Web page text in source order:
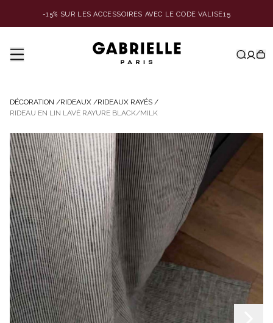
-15% SUR LES ACCESSOIRES AVEC LE CODE VALISE15
DÉCORATION /RIDEAUX /RIDEAUX RAYÉS /
RIDEAU EN LIN LAVÉ RAYURE BLACK/MILK